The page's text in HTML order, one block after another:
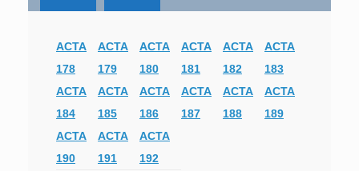
ACTA
178
ACTA
179
ACTA
180
ACTA
181
ACTA
182
ACTA
183
ACTA
184
ACTA
185
ACTA
186
ACTA
187
ACTA
188
ACTA
189
ACTA
190
ACTA
191
ACTA
192